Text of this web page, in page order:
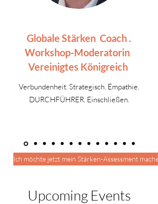
Globale Stärken Coach .
Workshop-Moderatorin
Vereinigtes Königreich
Verbundenheit. Strategisch. Empathie.
DURCHFÜHRER. Einschließen.
Ich möchte jetzt mein Stärken-Assessment
Upcoming Events